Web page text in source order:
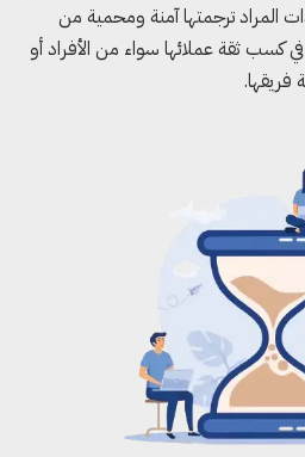
المراد ترجمتها آمنة ومحمية من
كسب ثقة عملائها سواء من الأفراد أو
فريقها.